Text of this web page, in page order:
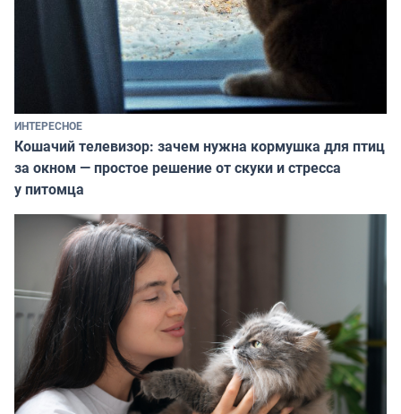
ИНТЕРЕСНОЕ
Кошачий телевизор: зачем нужна кормушка для птиц
за окном — простое решение от скуки и стресса
у питомца